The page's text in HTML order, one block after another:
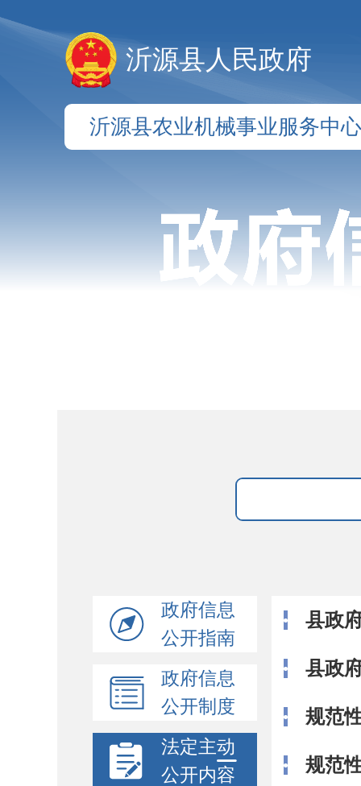
沂源县人民政府
沂源县农业机械事业服务中心
政府信息
公开指南
政府信息
公开制度
法定主动
公开内容
县政
县政
规范
规范